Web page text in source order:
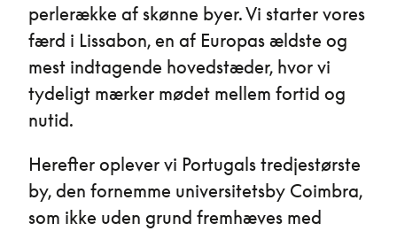
perlerække af skønne byer. Vi starter vores
færd i Lissabon, en af Europas ældste og
mest indtagende hovedstæder, hvor vi
tydeligt mærker mødet mellem fortid og
nutid.
Herefter oplever vi Portugals tredjestørste
by, den fornemme universitetsby Coimbra,
som ikke uden grund fremhæves med